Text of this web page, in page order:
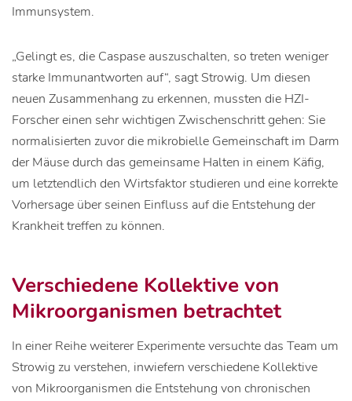
Immunsystem.
„Gelingt es, die Caspase auszuschalten, so treten weniger
starke Immunantworten auf“, sagt Strowig. Um diesen
neuen Zusammenhang zu erkennen, mussten die HZI-
Forscher einen sehr wichtigen Zwischenschritt gehen: Sie
normalisierten zuvor die mikrobielle Gemeinschaft im Darm
der Mäuse durch das gemeinsame Halten in einem Käfig,
um letztendlich den Wirtsfaktor studieren und eine korrekte
Vorhersage über seinen Einfluss auf die Entstehung der
Krankheit treffen zu können.
Verschiedene Kollektive von
Mikroorganismen betrachtet
In einer Reihe weiterer Experimente versuchte das Team um
Strowig zu verstehen, inwiefern verschiedene Kollektive
von Mikroorganismen die Entstehung von chronischen